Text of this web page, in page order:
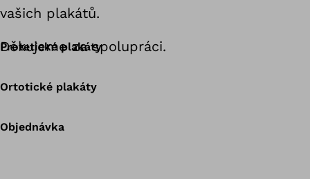
vašich plakátů.
Děkujeme za spolupráci.
Protetické plakáty
Ortotické plakáty
Objednávka